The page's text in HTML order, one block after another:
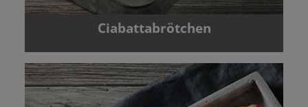
Ciabattabrötchen